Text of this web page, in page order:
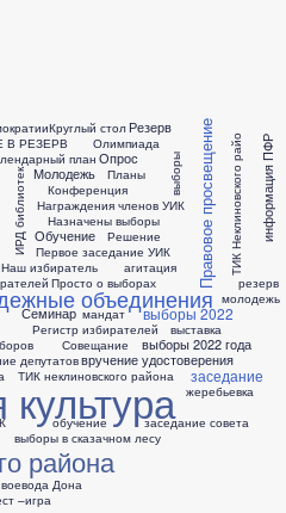
В РЕЗЕРВ
ИРД библиотек
план
объединения
Конференция
Круглый стол
Молодежь
Награждения членов УИК
Назначены выборы
Наш избиратель
Обучение
Олимпиада
Опрос
Первое заседание УИК
Планы Правовое просвещение
Просто о выборах
Регистр избирателей
Резерв
Решение
Семинар
депутатов
Совещание
ТИК Неклиновского райо
района
ТИК неклиновского района
агитация
вручение удостоверения
выборы
выборы 2022
выборы 2022 года
выборы в сказачном лесу
Дона
выставка
жеребьевка
заседание
заседание совета
информация ПФР
–игра
мандат
молодежь
обучение
резерв